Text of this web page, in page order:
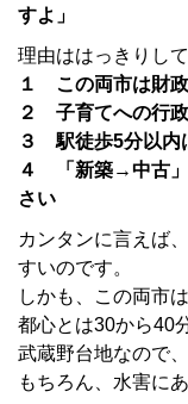
すよ」
理由ははっきりして
１ この両市は財
２ 子育てへの行
３ 駅徒歩5分以内
４ 「新築→中古」
さい
カンタンに言えば
すいのです。
しかも、この両市
都心とは30から40
武蔵野台地なので
もちろん、水害に